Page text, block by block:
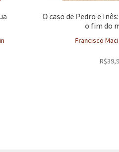
O caso de Pedro e
o fim do
Francisco
R$